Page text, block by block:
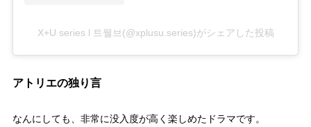
X+U series l 트웰브(@xplusu.series)がシェアした投稿
アトリエの独り言
なんにしても、非常に没入度が高く楽しめたドラマです。